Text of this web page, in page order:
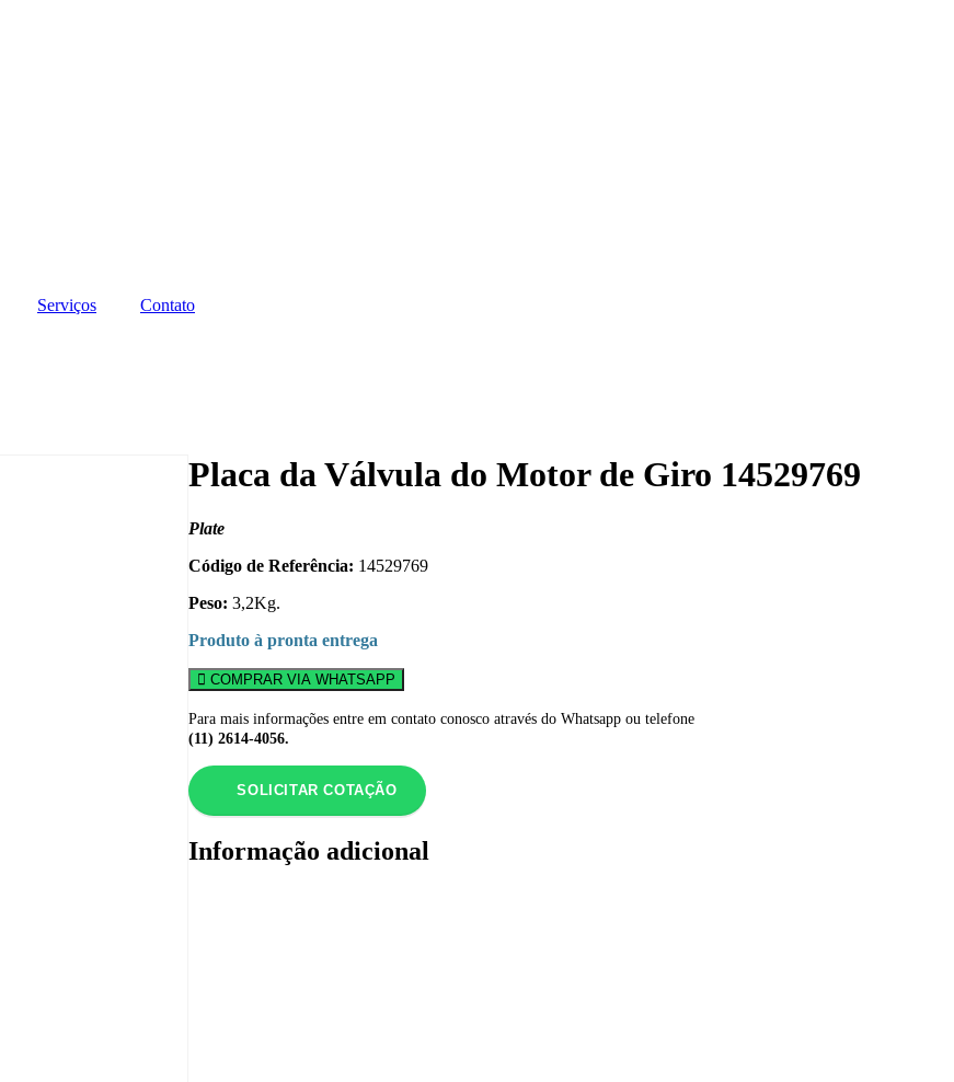
Serviços Contato
Placa da Válvula do Motor de Giro 14529769
Plate
Código de Referência: 14529769
Peso: 3,2Kg.
Produto à pronta entrega
COMPRAR VIA WHATSAPP
Para mais informações entre em contato conosco através do Whatsapp ou telefone
(11) 2614-4056.
SOLICITAR COTAÇÃO
Informação adicional